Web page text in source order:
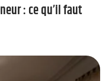
: ce qu’il faut